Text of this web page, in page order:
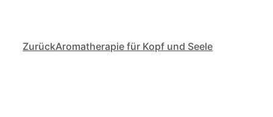
ZurückAromatherapie für Kopf und Seele